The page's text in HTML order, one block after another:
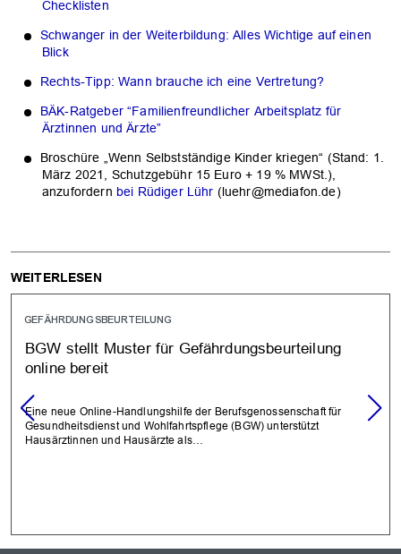
Checklisten
Schwanger in der Weiterbildung: Alles Wichtige auf einen
Blick
Rechts-Tipp: Wann brauche ich eine Vertretung?
BÄK-Ratgeber “Familienfreundlicher Arbeitsplatz für
Ärztinnen und Ärzte”
Broschüre „Wenn Selbstständige Kinder kriegen“ (Stand: 1.
März 2021, Schutzgebühr 15 Euro + 19 % MWSt.),
anzufordern bei Rüdiger Lühr (luehr@mediafon.de)
WEITERLESEN
GEFÄHRDUNGSBEURTEILUNG
BGW stellt Muster für Gefährdungsbeurteilung
online bereit
Eine neue Online-Handlungshilfe der Berufsgenossenschaft für
Gesundheitsdienst und Wohlfahrtspflege (BGW) unterstützt
Hausärztinnen und Hausärzte als…